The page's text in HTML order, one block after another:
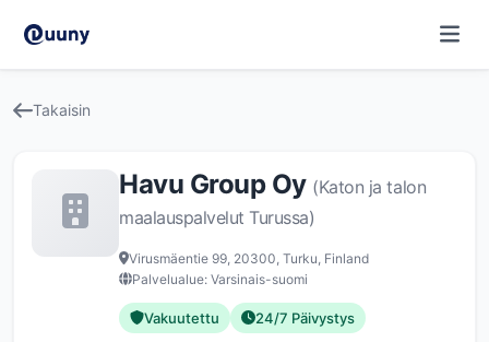
Takaisin
Havu Group Oy (Katon ja talon
maalauspalvelut Turussa)
Virusmäentie 99, 20300, Turku, Finland
Palvelualue: Varsinais-suomi
Vakuutettu 24/7 Päivystys